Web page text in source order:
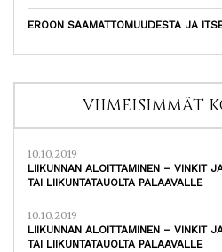
EROON SAAMATTOMUUDESTA JA
VIIMEISIMMÄT
10.10.2019
LIIKUNNAN ALOITTAMINEN – VINKIT
TAI LIIKUNTATAUOLTA PALAAVALLE
10.10.2019
LIIKUNNAN ALOITTAMINEN – VINKIT
TAI LIIKUNTATAUOLTA PALAAVALLE